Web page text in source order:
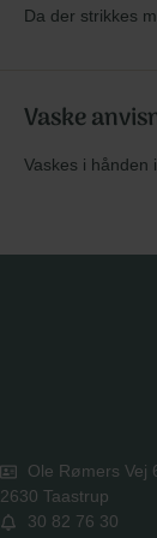
Da der strikkes
Vaske
Vaskes i hånden
Ole Rømers Vej
2630 Taastrup
30 82 76 30